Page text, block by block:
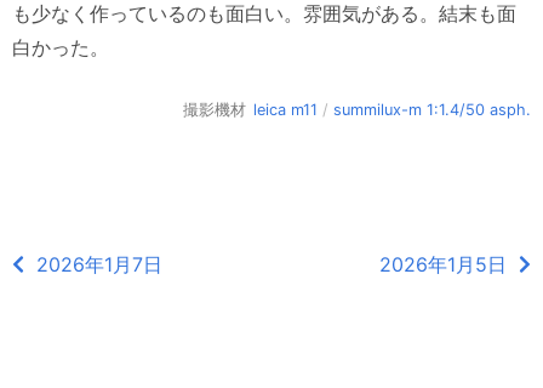
も少なく作っているのも面白い。雰囲気がある。結末も面
白かった。
撮影機材 leica m11 / summilux-m 1:1.4/50 asph.
2026年1月7日 2026年1月5日